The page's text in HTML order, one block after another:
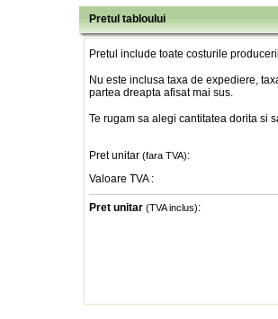
Pretul tabloului
Pretul include toate costurile
Nu este inclusa taxa de expediere,
partea dreapta afisat mai sus.
Te rugam sa alegi cantitatea dorita si
Pret unitar (fara TVA):
Valoare TVA :
Pret unitar (TVA inclus):